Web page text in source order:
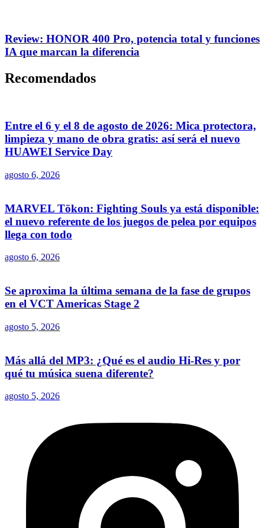
Review: HONOR 400 Pro, potencia total y funciones
IA que marcan la diferencia
Recomendados
Entre el 6 y el 8 de agosto de 2026: Mica protectora,
limpieza y mano de obra gratis: así será el nuevo
HUAWEI Service Day
agosto 6, 2026
MARVEL Tōkon: Fighting Souls ya está disponible:
el nuevo referente de los juegos de pelea por equipos
llega con todo
agosto 6, 2026
Se aproxima la última semana de la fase de grupos
en el VCT Americas Stage 2
agosto 5, 2026
Más allá del MP3: ¿Qué es el audio Hi-Res y por
qué tu música suena diferente?
agosto 5, 2026